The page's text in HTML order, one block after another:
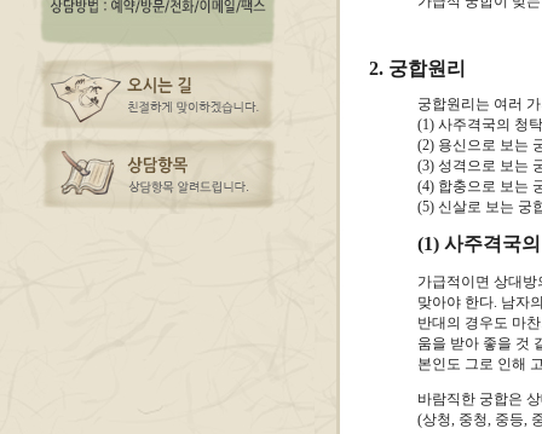
2. 궁합원리
궁합원리는 여러
(1) 사주격국의 청
(2) 용신으로 보는
(3) 성격으로 보는
(4) 합충으로 보는
(5) 신살로 보는 궁
(1) 사주격국
가급적이면 상대
맞아야 한다. 남자
반대의 경우도 마
움을 받아 좋을 것
본인도 그로 인해
바람직한 궁합은
(상청, 중청, 중등,